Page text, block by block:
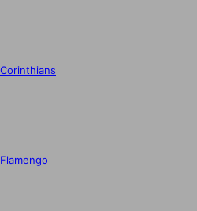
Corinthians
Flamengo